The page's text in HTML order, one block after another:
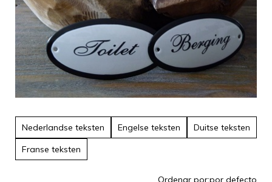
Nederlandse teksten Engelse teksten
Duitse teksten
Franse teksten
Ordenar por:por defecto